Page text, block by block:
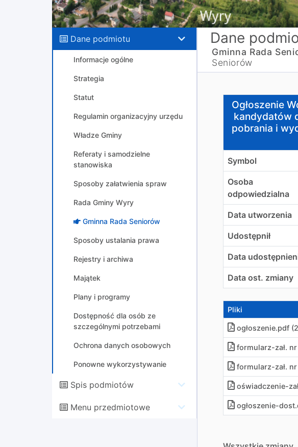
Dane podmiotu
Informacje ogólne
Strategia
Statut
Regulamin organizacyjny urzędu
Władze Gminy
Referaty i samodzielne
stanowiska
Sposoby załatwienia spraw
Rada Gminy Wyry
Gminna Rada Seniorów
Sposoby ustalania prawa
Rejestry i archiwa
Majątek
Plany i programy
Dostępność dla osób ze
szczególnymi potrzebami
Ochrona danych osobowych
Ponowne wykorzystywanie
Spis podmiotów
Menu przedmiotowe
Dane
Gminna Rada
Seniorów
Ogłoszenie
Ogłoszenie
kandydatów
pobrania i
Symbol
Osoba
odpowiedzialna
Data utworzenia
Udostępnił
Data
Data ost. zmiany
Pliki
ogłoszenie.pdf
formularz-zał. nr
formularz-zał.
oświadczenie-
ogłoszenie-